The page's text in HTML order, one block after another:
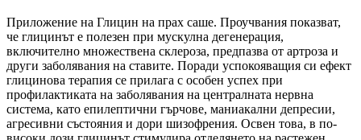
Приложение на Глицин на прах саше. Проучвания показват,
че глицинът е полезен при мускулна дегенерация,
включително множествена склероза, предпазва от артроза и
други заболявания на ставите. Поради успокояващия си ефект
глицинова терапия се прилага с особен успех при
профилактиката на заболявания на централната нервна
система, като епилептични гърчове, маниакални депресии,
агресивни състояния и дори шизофрения. Освен това, в по-